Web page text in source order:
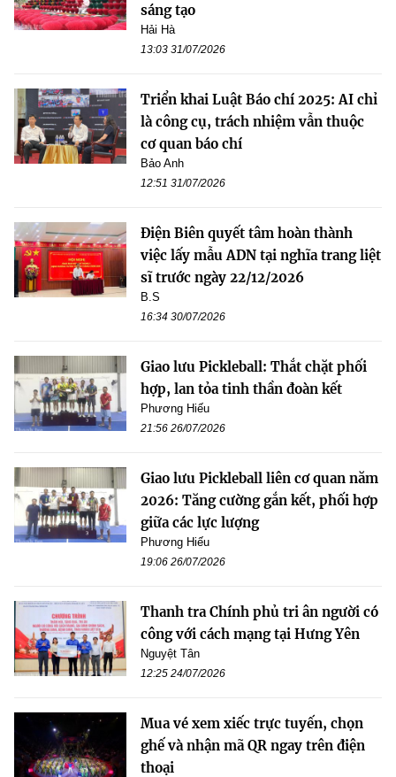
sáng tạo
Hải Hà
13:03 31/07/2026
Triển khai Luật Báo chí 2025: AI chỉ
là công cụ, trách nhiệm vẫn thuộc
cơ quan báo chí
Bảo Anh
12:51 31/07/2026
Điện Biên quyết tâm hoàn thành
việc lấy mẫu ADN tại nghĩa trang liệt
sĩ trước ngày 22/12/2026
B.S
16:34 30/07/2026
Giao lưu Pickleball: Thắt chặt phối
hợp, lan tỏa tinh thần đoàn kết
Phương Hiếu
21:56 26/07/2026
Giao lưu Pickleball liên cơ quan năm
2026: Tăng cường gắn kết, phối hợp
giữa các lực lượng
Phương Hiếu
19:06 26/07/2026
Thanh tra Chính phủ tri ân người có
công với cách mạng tại Hưng Yên
Nguyệt Tân
12:25 24/07/2026
Mua vé xem xiếc trực tuyến, chọn
ghế và nhận mã QR ngay trên điện
thoại